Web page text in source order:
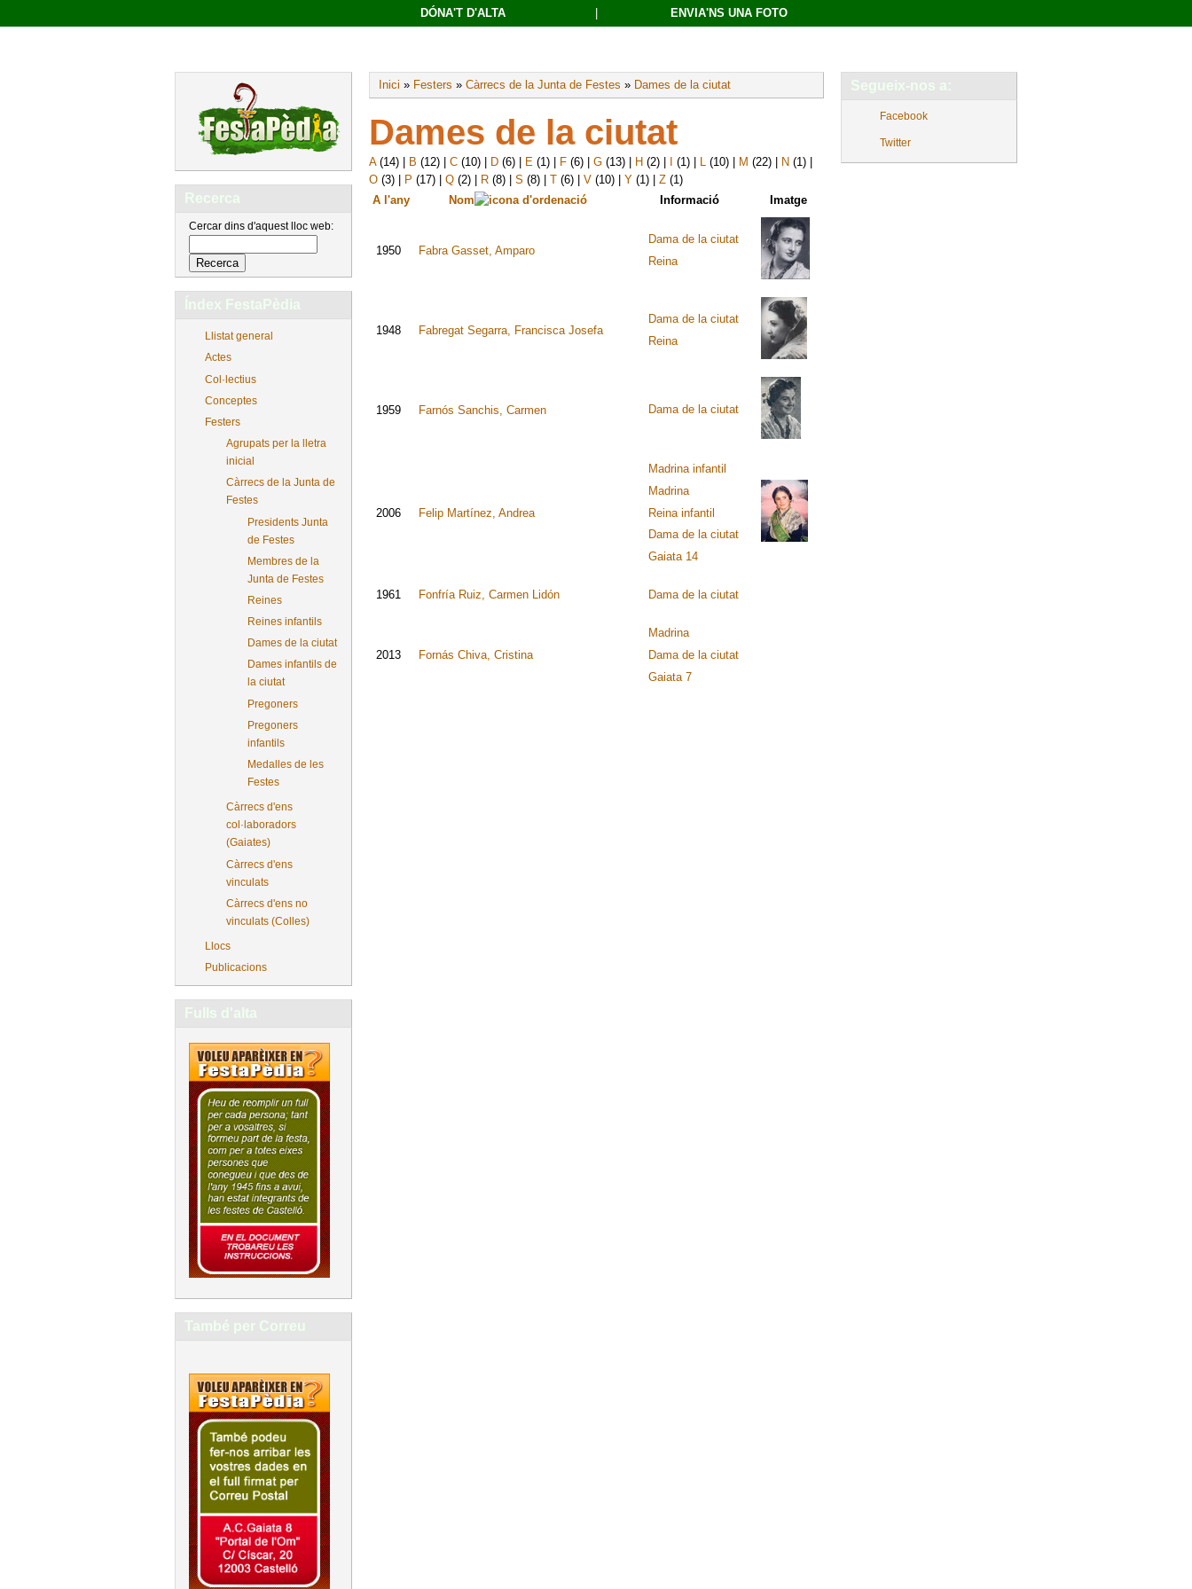
DÓNA'T D'ALTA ENVIA'NS UNA FOTO
Recerca
Cercar dins d'aquest lloc web:
Índex FestaPèdia
Llistat general
Actes
Col·lectius
Conceptes
Festers
Agrupats per la lletra
inicial
Càrrecs de la Junta de
Festes
Presidents Junta
de Festes
Membres de la
Junta de Festes
Reines
Reines infantils
Dames de la ciutat
Dames infantils de
la ciutat
Pregoners
Pregoners
infantils
Medalles de les
Festes
Càrrecs d'ens
col·laboradors
(Gaiates)
Càrrecs d'ens
vinculats
Càrrecs d'ens no
vinculats (Colles)
Llocs
Publicacions
Fulls d'alta
També per Correu
Inici » Festers » Càrrecs de la Junta de Festes » Dames de la ciutat
Dames de la ciutat
A(14) | B (12) | C(10) | D(6) | E (1) | F(6) | G(13) | H(2) | I (1) | L (10) | M (22) | N(1) |
O(3) | P (17) | Q(2) | R(8) | S (8) | T(6) | V(10) | Y(1) | Z(1)
A l'any
Nom Informació Imatge
1950 Fabra Gasset, Amparo
Dama de la ciutat
Reina
1948 Fabregat Segarra, Francisca Josefa
Dama de la ciutat
Reina
1959 Farnós Sanchis, Carmen Dama de la ciutat
2006 Felip Martínez, Andrea
Madrina infantil
Madrina
Reina infantil
Dama de la ciutat
Gaiata 14
1961 Fonfría Ruiz, Carmen Lidón Dama de la ciutat
2013 Fornás Chiva, Cristina
Madrina
Dama de la ciutat
Gaiata 7
Segueix-nos a:
Facebook
Twitter